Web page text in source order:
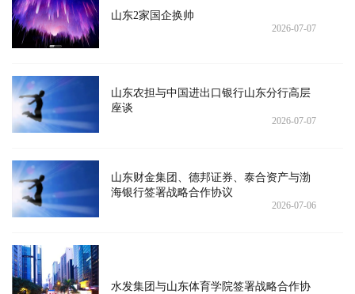
山东2家国企换帅
2026-07-07
山东农担与中国进出口银行山东分行高层
座谈
2026-07-07
山东财金集团、德邦证券、泰合资产与渤
海银行签署战略合作协议
2026-07-06
水发集团与山东体育学院签署战略合作协